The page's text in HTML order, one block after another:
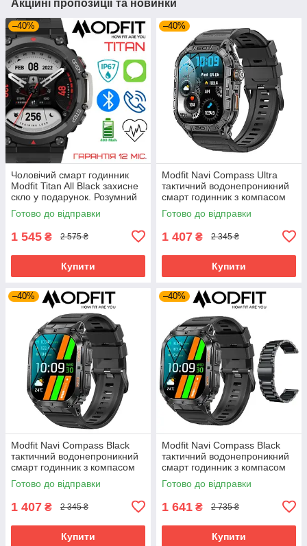
Акційні пропозиції та новинки
–40%
Чоловічий смарт годинник
Modfit Titan All Black захисне
скло у подарунок. Розумний
годинник
Готово до відправки
1 545 ₴ 2 575 ₴
Купити
–40%
Modfit Navi Compass Ultra
тактичний водонепроникний
смарт годинник з компасом
Готово до відправки
1 407 ₴ 2 345 ₴
Купити
–40%
Modfit Navi Compass Black
тактичний водонепроникний
смарт годинник з компасом
Готово до відправки
1 407 ₴ 2 345 ₴
Купити
–40%
Modfit Navi Compass Black
тактичний водонепроникний
смарт годинник з компасом
Готово до відправки
1 641 ₴ 2 735 ₴
Купити